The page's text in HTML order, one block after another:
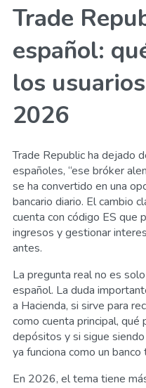
Trade
español:
los
2026
Trade Republic ha dejado
españoles, “ese bróker
se ha convertido en una
bancario diario. El cambio
cuenta con código ES que
ingresos y gestionar
antes.
La pregunta real no es
español. La duda
a Hacienda, si sirve para
como cuenta principal, qué
depósitos y si sigue
ya funciona como un banco
En 2026, el tema tiene